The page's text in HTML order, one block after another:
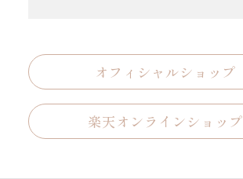
オフィシャルショップ
楽天オンラインショップ